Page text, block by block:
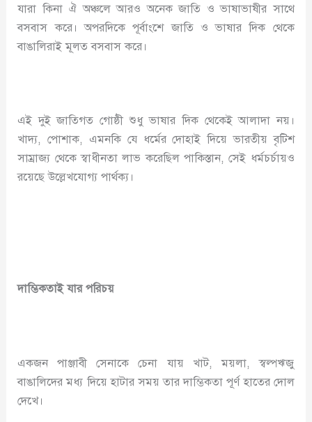
যারা কিনা ঐ অঞ্চলে আরও অনেক জাতি ও ভাষাভাষীর সাথে
বসবাস করে। অপরদিকে পূর্বাংশে জাতি ও ভাষার দিক থেকে
বাঙালিরাই মূলত বসবাস করে।
এই দুই জাতিগত গোষ্ঠী শুধু ভাষার দিক থেকেই আলাদা নয়।
খাদ্য, পোশাক, এমনকি যে ধর্মের দোহাই দিয়ে ভারতীয় বৃটিশ
সাম্রাজ্য থেকে স্বাধীনতা লাভ করেছিল পাকিস্তান, সেই ধর্মচর্চায়ও
রয়েছে উল্লেখযোগ্য পার্থক্য।
দাম্ভিকতাই যার পরিচয়
একজন পাঞ্জাবী সেনাকে চেনা যায় খাট, ময়লা, স্বল্পঋজু
বাঙালিদের মধ্য দিয়ে হাটার সময় তার দাম্ভিকতা পূর্ণ হাতের দোল
দেখে।